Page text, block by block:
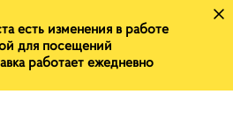
есть изменения в работе
для посещений
работает ежедневно